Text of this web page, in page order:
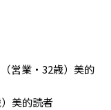
営業・32歳）美的
美的読者